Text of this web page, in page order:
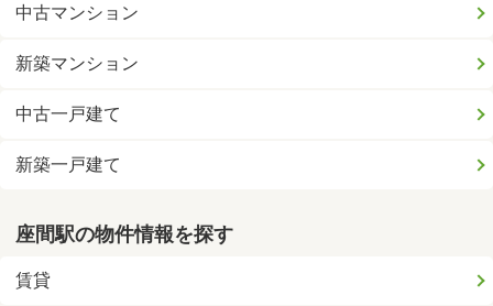
中古マンション
新築マンション
中古一戸建て
新築一戸建て
座間駅の物件情報を探す
賃貸